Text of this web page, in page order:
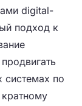
digital-
подход к
системах по